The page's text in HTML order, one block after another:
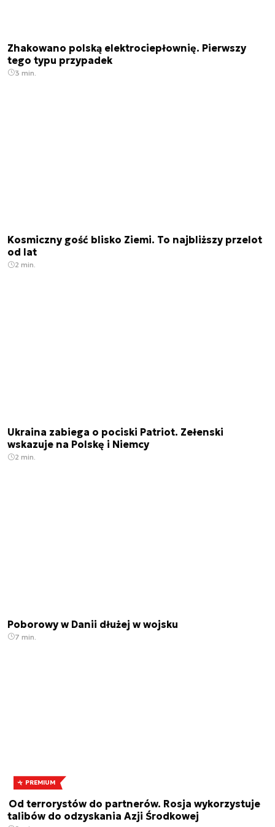
Zhakowano polską elektrociepłownię. Pierwszy
tego typu przypadek
3 min.
Kosmiczny gość blisko Ziemi. To najbliższy przelot
od lat
2 min.
Ukraina zabiega o pociski Patriot. Zełenski
wskazuje na Polskę i Niemcy
2 min.
Poborowy w Danii dłużej w wojsku
7 min.
PREMIUM
Od terrorystów do partnerów. Rosja wykorzystuje
talibów do odzyskania Azji Środkowej